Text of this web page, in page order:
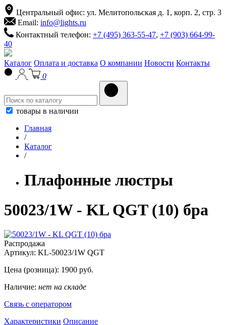
Центральный офис: ул. Мелитопольская д. 1, корп. 2, стр. 3
Email: info@lights.ru
Контактный телефон: +7 (495) 363-55-47, +7 (903) 664-99-
40
Каталог Оплата и доставка О компании Новости Контакты
0
товары в наличии
Главная
/
Каталог
/
Плафонные люстры
50023/1W - KL QGT (10) бра
Распродажа
Артикул: KL-50023/1W QGT
Цена (розница): 1900 руб.
Наличие: нет на складе
Связь с оператором
Характеристики Описание